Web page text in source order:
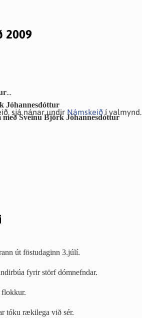
2009
Jóhannesdóttur
með Sveinu Björk Jóhannesdóttur
sjá nánar undir Námskeið í valmynd.
út föstudaginn 3.júlí.
fyrir störf dómnefndar.
flokkur.
tóku rækilega við sér.